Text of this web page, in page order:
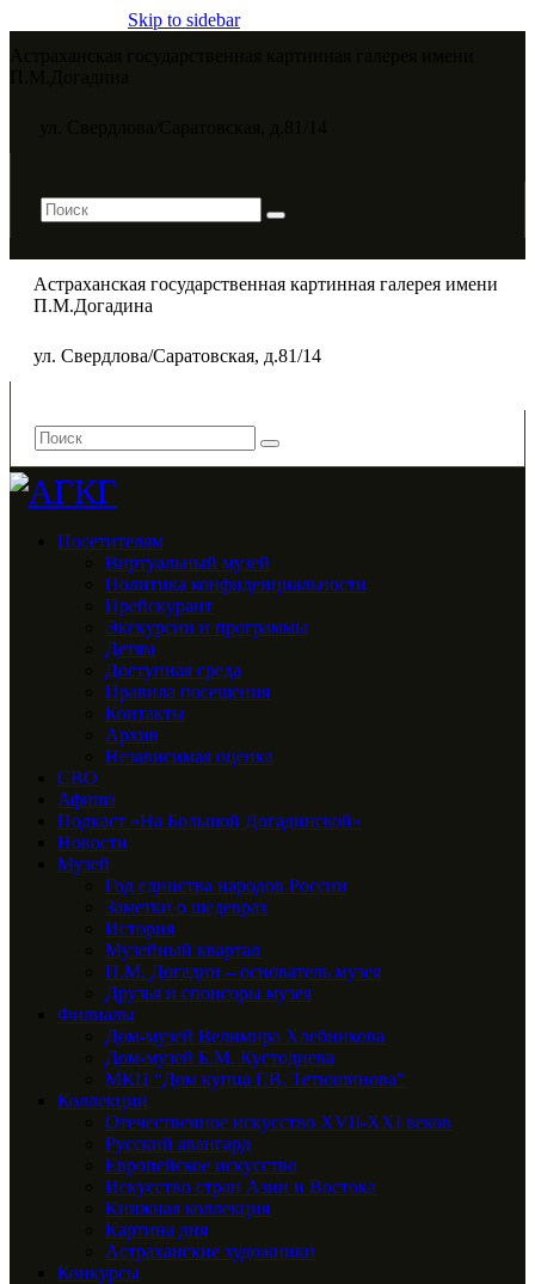
Skip to sidebar
Астраханская государственная картинная галерея имени
П.М.Догадина​
ул. Свердлова/Саратовская, д.81/14
Посетителям
Виртуальный музей
Политика конфиденциальности
Прейскурант
Экскурсии и программы
Детям
Доступная среда
Правила посещения
Контакты
Архив
Независимая оценка
СВО
Афиша
Подкаст «На Большой Догадинской»
Новости
Музей
Год единства народов России
Заметки о шедеврах
История
Музейный квартал
П.М. Догадин – основатель музея
Друзья и спонсоры музея
Филиалы
Дом-музей Велимира Хлебникова
Дом-музей Б.М. Кустодиева
МКЦ “Дом купца Г.В. Тетюшинова”
Коллекции
Отечественное искусство XVII-XXI веков
Русский авангард
Европейское искусство
Искусство стран Азии и Востока
Книжная коллекция
Картина дня
Астраханские художники
Конкурсы